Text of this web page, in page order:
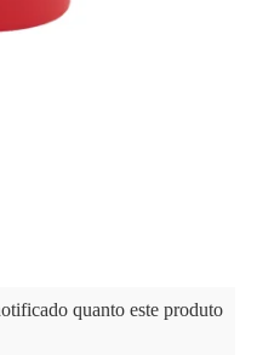
quanto este produto